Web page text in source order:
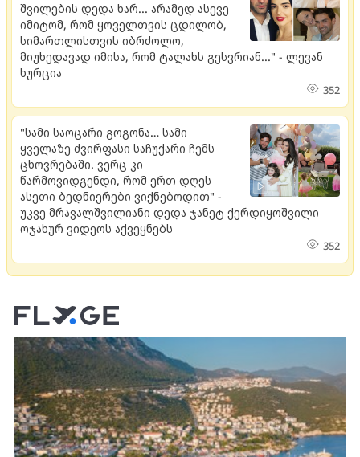
შვილების დედა ხარ... არამედ ასევე
იმიტომ, რომ ყოველთვის ცდილობ,
სიმართლისთვის იბრძოლო,
მიუხედავად იმისა, რომ ტალახს გესვრიან..." - ლევან
ხურცია
352
"სამი საოცარი გოგონა… სამი
ყველაზე ძვირფასი საჩუქარი ჩემს
ცხოვრებაში. ვერც კი
წარმოვიდგენდი, რომ ერთ დღეს
ასეთი ბედნიერები ვიქნებოდით" -
უკვე მრავალშვილიანი დედა ჯანეტ ქერდიყოშვილი
ოჯახურ ვიდეოს აქვეყნებს
352